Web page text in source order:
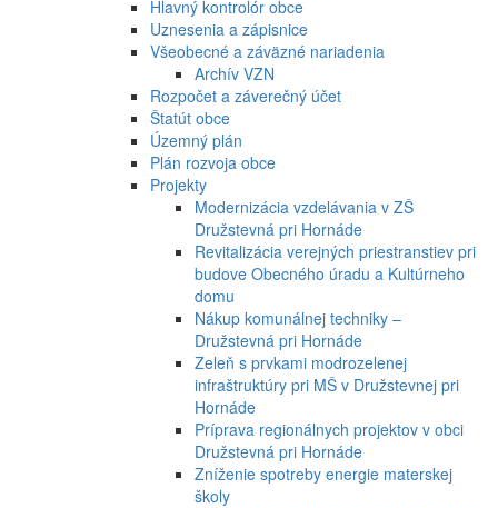
Hlavný kontrolór obce
Uznesenia a zápisnice
Všeobecné a záväzné nariadenia
Archív VZN
Rozpočet a záverečný účet
Štatút obce
Územný plán
Plán rozvoja obce
Projekty
Modernizácia vzdelávania v ZŠ
Družstevná pri Hornáde
Revitalizácia verejných priestranstiev pri
budove Obecného úradu a Kultúrneho
domu
Nákup komunálnej techniky –
Družstevná pri Hornáde
Zeleň s prvkami modrozelenej
infraštruktúry pri MŠ v Družstevnej pri
Hornáde
Príprava regionálnych projektov v obci
Družstevná pri Hornáde
Zníženie spotreby energie materskej
školy